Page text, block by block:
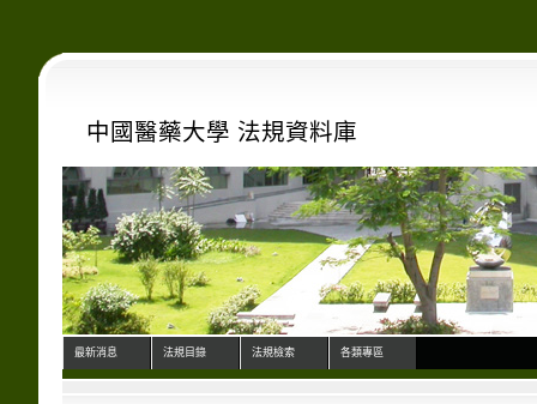
中國醫藥大學 法規資料庫
最新消息 法規目錄 法規檢索 各類專區